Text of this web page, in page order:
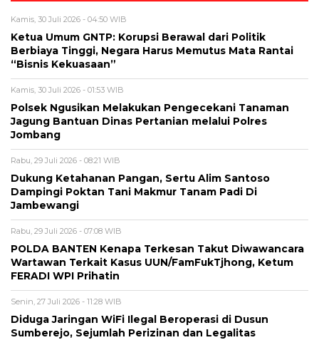
Kamis, 30 Juli 2026 - 04:50 WIB
Ketua Umum GNTP: Korupsi Berawal dari Politik
Berbiaya Tinggi, Negara Harus Memutus Mata Rantai
“Bisnis Kekuasaan”
Kamis, 30 Juli 2026 - 01:53 WIB
Polsek Ngusikan Melakukan Pengecekani Tanaman
Jagung Bantuan Dinas Pertanian melalui Polres
Jombang
Rabu, 29 Juli 2026 - 08:21 WIB
Dukung Ketahanan Pangan, Sertu Alim Santoso
Dampingi Poktan Tani Makmur Tanam Padi Di
Jambewangi
Rabu, 29 Juli 2026 - 07:08 WIB
POLDA BANTEN Kenapa Terkesan Takut Diwawancara
Wartawan Terkait Kasus UUN/FamFukTjhong, Ketum
FERADI WPI Prihatin
Senin, 27 Juli 2026 - 11:28 WIB
Diduga Jaringan WiFi Ilegal Beroperasi di Dusun
Sumberejo, Sejumlah Perizinan dan Legalitas